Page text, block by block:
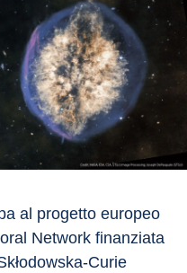
al progetto europeo
Network finanziata
Curie